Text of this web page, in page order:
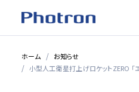
ホーム
お知らせ